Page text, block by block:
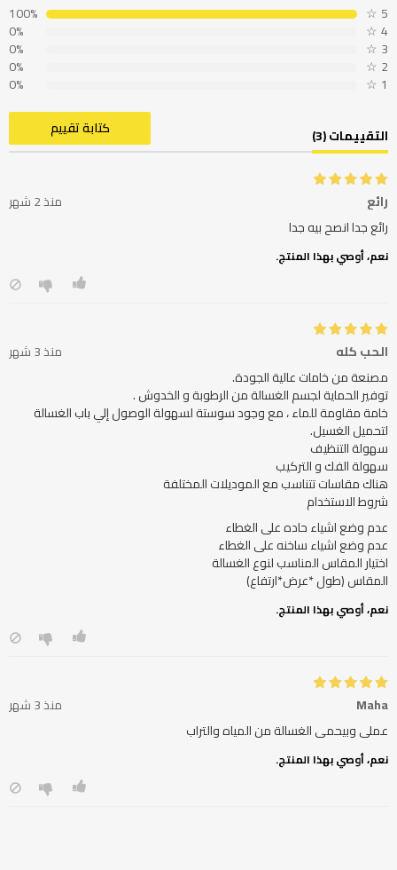
5
☆
100%
4
☆
0%
3
☆
0%
2
☆
0%
1
☆
0%
التقييمات (3) كتابة تقييم
رائع
منذ 2 شهر
رائع جدا انصح بيه جدا
نعم، أوصي بهذا المنتج.
الحب كله
منذ 3 شهر
خامة مقاومة للماء ، مع وجود سوستة لسهولة الوصول إلي باب الغسالة
شروط الاستخدام
المقاس (طول *عرض*ارتفاع)
نعم، أوصي بهذا المنتج.
Maha
منذ 3 شهر
عملى وبيحمى الغسالة من المياه والتراب
نعم، أوصي بهذا المنتج.